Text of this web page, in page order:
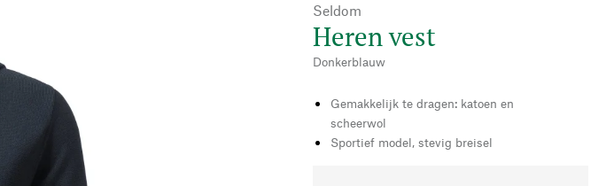
Seldom
Heren vest
Donkerblauw
Gemakkelijk te dragen: katoen en
scheerwol
Sportief model, stevig breisel